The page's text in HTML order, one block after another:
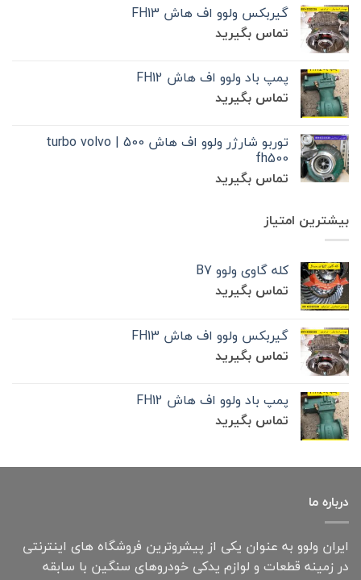
گیربکس ولوو اف هاش FH13
تماس بگیرید
پمپ باد ولوو اف هاش FH12
تماس بگیرید
توربو شارژر ولوو اف هاش 500 | turbo volvo
fh500
تماس بگیرید
بیشترین امتیاز
کله گاوی ولوو B7
تماس بگیرید
گیربکس ولوو اف هاش FH13
تماس بگیرید
پمپ باد ولوو اف هاش FH12
تماس بگیرید
درباره ما
ایران ولوو به عنوان یکی از پیشروترین فروشگاه های اینترنتی
در زمینه قطعات و لوازم یدکی خودروهای سنگین با سابقه